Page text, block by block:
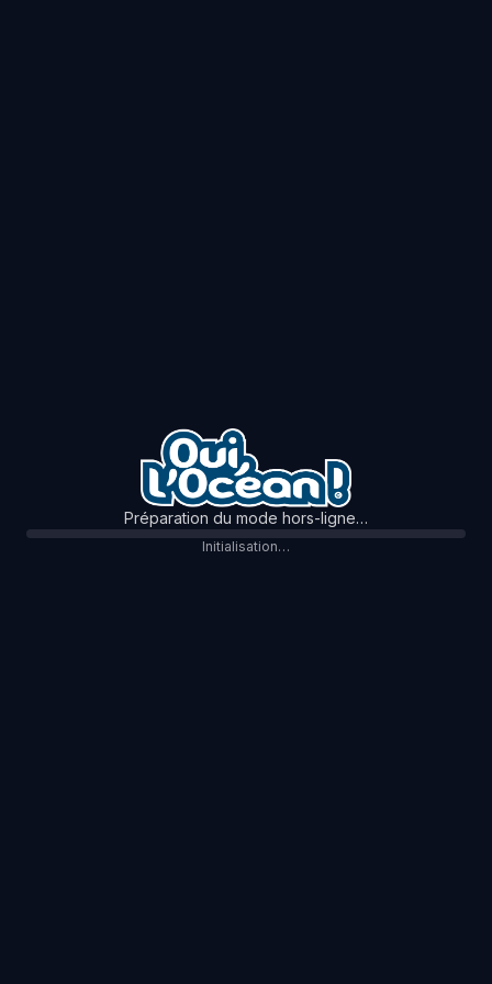
Préparation du mode hors-ligne…
Initialisation…